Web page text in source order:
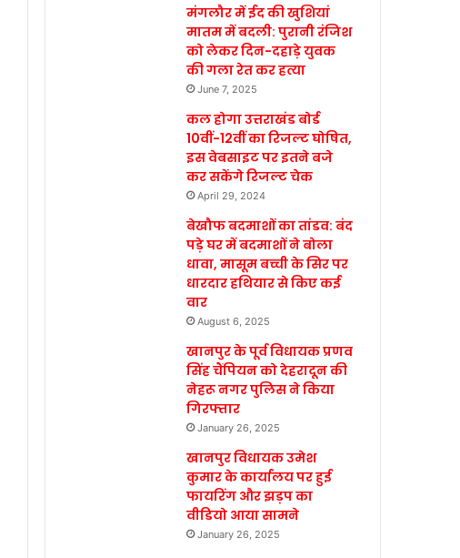
मंगलौर में ईद की खुशियां
मातम में बदली: पुरानी रंजिश
को लेकर दिन-दहाड़े युवक
की गला रेत कर हत्या
June 7, 2025
कल होगा उत्तराखंड बोर्ड
10वीं-12वीं का रिजल्ट घोषित,
इस वेबसाइट पर इतने बजे
कर सकेंगे रिजल्ट चेक
April 29, 2024
बेखौफ बदमाशों का तांडव: बंद
पड़े घर में बदमाशों ने बोला
धावा, मासूम बच्ची के सिर पर
धारदार हथियार से किए कई
वार
August 6, 2025
खानपुर के पूर्व विधायक प्रणव
सिंह चैंपियन को देहरादून की
नेहरू नगर पुलिस ने किया
गिरफ्तार
January 26, 2025
खानपुर विधायक उमेश
कुमार के कार्यालय पर हुई
फायरिंग और झड़प का
वीडियो आया सामने
January 26, 2025